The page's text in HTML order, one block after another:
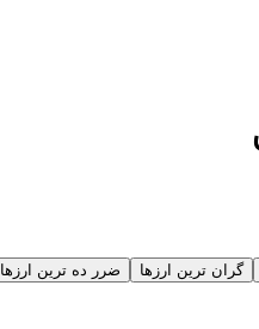
گران ترین ارزها ضرر ده ترین ارزها